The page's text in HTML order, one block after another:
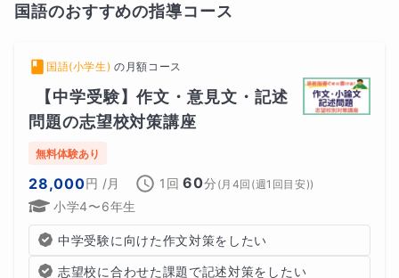
国語のおすすめの指導コース
国語(小学生) の 月額コース
【中学受験】作文・意見文・記述
問題の志望校対策講座
無料体験あり
28,000円 /月 1回 60分 ( 月4回(週1回目安))
小学4〜6年生
中学受験に向けた作文対策をしたい
志望校に合わせた課題で記述対策をしたい